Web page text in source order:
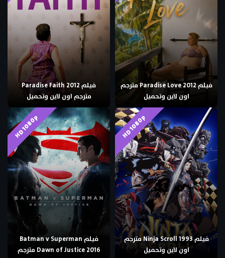
فيلم Paradise Love 2012 مترجم
اون لاين وتحميل
فيلم Paradise Faith 2012
مترجم اون لاين وتحميل
HD 1080p
فيلم Ninja Scroll 1993 مترجم
اون لاين وتحميل
HD 1080p
فيلم Batman v Superman
Dawn of Justice 2016 مترجم